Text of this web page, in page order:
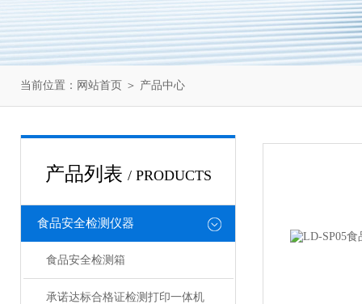
当前位置： 网站首页 ＞ 产品中心
产品列表 / PRODUCTS
食品安全检测仪器
食品安全检测箱
承诺达标合格证检测打印一体机